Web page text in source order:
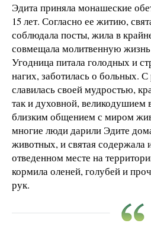
Эдита приняла монашеские
15 лет. Согласно ее житию,
соблюдала посты, жила в
совмещала молитвенную жизнь
Угодница питала голодных и
нагих, заботилась о больных.
славилась своей мудростью,
так и духовной, великодушием
близким общением с миром
многие люди дарили Эдите
животных, и святая содержала
отведенном месте на
кормила оленей, голубей и
рук.